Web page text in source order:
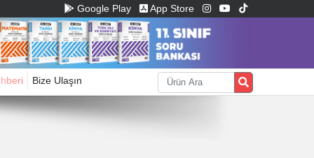
Google Play App Store
Bize Ulaşın